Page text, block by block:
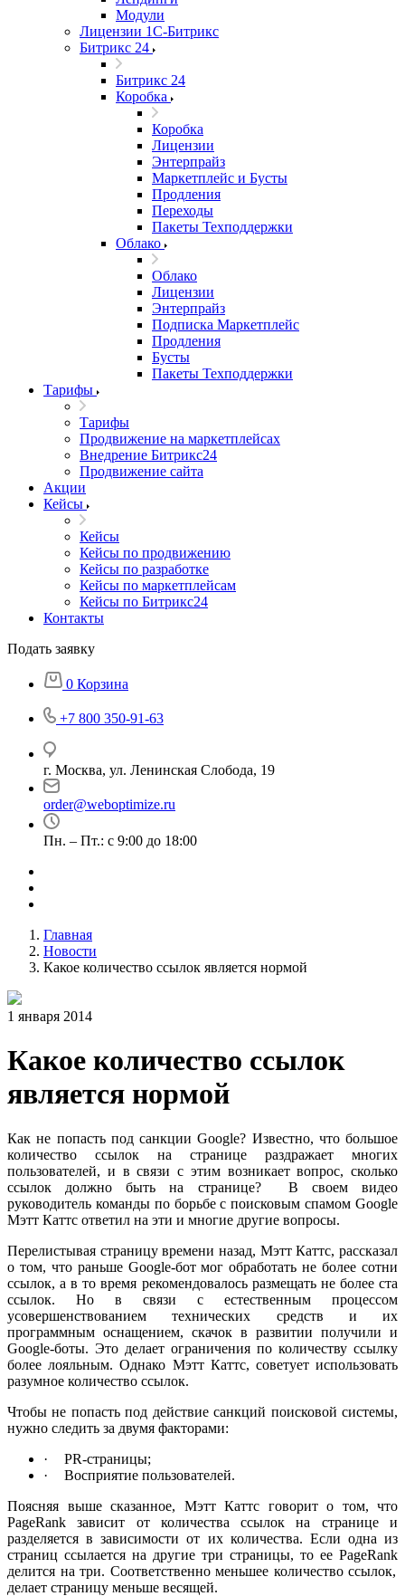
Модули
Лицензии 1С-Битрикс
Битрикс 24
Битрикс 24
Коробка
Коробка
Лицензии
Энтерпрайз
Маркетплейс и Бусты
Продления
Переходы
Пакеты Техподдержки
Облако
Облако
Лицензии
Энтерпрайз
Подписка Маркетплейс
Продления
Бусты
Пакеты Техподдержки
Тарифы
Тарифы
Продвижение на маркетплейсах
Внедрение Битрикс24
Продвижение сайта
Акции
Кейсы
Кейсы
Кейсы по продвижению
Кейсы по разработке
Кейсы по маркетплейсам
Кейсы по Битрикс24
Контакты
Подать заявку
0 Корзина
+7 800 350-91-63
г. Москва, ул. Ленинская Слобода, 19
order@weboptimize.ru
Пн. – Пт.: с 9:00 до 18:00
Главная
Новости
Какое количество ссылок является нормой
1 января 2014
Какое количество ссылок
является нормой
Как не попасть под санкцииGoogle? Известно, что большое
количество ссылок на странице раздражает многих
пользователей, и в связи с этим возникает вопрос, сколько
ссылок должно быть на странице?
В своем видео
руководитель команды по борьбе с поисковым спамом Google
Мэтт Каттс ответил на эти и многие другие вопросы.
Перелистывая страницу времени назад, Мэтт Каттс, рассказал
о том, что раньше Google-бот мог обработать не более сотни
ссылок, а в то время рекомендовалось размещать не более ста
ссылок. Но в связи с естественным процессом
усовершенствованием технических средств и их
программным оснащением, скачок в развитии получили и
Google-боты. Это делает ограничения по количеству ссылку
более лояльным. Однако Мэтт Каттс, советует использовать
разумное количество ссылок.
Чтобы не попасть под действие санкций поисковой системы,
нужно следить за двумя факторами:
·
PR-страницы;
·
Восприятие пользователей.
Поясняя выше сказанное, Мэтт Каттс говорит о том, что
PageRank зависит от количества ссылок на странице и
разделяется в зависимости от их количества. Если одна из
страниц ссылается на другие три страницы, то ее PageRank
делится на три. Соответственно меньшее количество ссылок,
делает страницу меньше весящей.